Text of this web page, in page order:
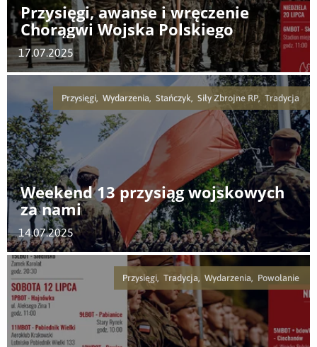
Przysięgi, awanse i wręczenie
Chorągwi Wojska Polskiego
17.07.2025
Przysięgi, Wydarzenia, Stańczyk, Siły Zbrojne RP, Tradycja
Weekend 13 przysiąg wojskowych
za nami
14.07.2025
Przysięgi, Tradycja, Wydarzenia, Powołanie